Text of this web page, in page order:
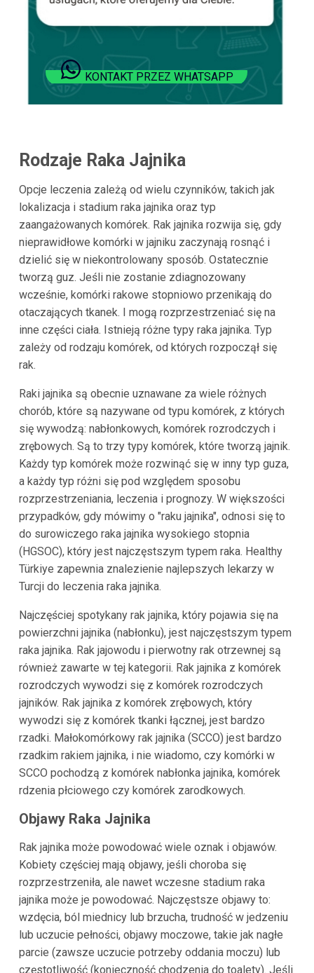
KONTAKT PRZEZ WHATSAPP
Rodzaje Raka Jajnika
Opcje leczenia zależą od wielu czynników, takich jak
lokalizacja i stadium raka jajnika oraz typ
zaangażowanych komórek. Rak jajnika rozwija się, gdy
nieprawidłowe komórki w jajniku zaczynają rosnąć i
dzielić się w niekontrolowany sposób. Ostatecznie
tworzą guz. Jeśli nie zostanie zdiagnozowany
wcześnie, komórki rakowe stopniowo przenikają do
otaczających tkanek. I mogą rozprzestrzeniać się na
inne części ciała. Istnieją różne typy raka jajnika. Typ
zależy od rodzaju komórek, od których rozpoczął się
rak.
Raki jajnika są obecnie uznawane za wiele różnych
chorób, które są nazywane od typu komórek, z których
się wywodzą: nabłonkowych, komórek rozrodczych i
zrębowych. Są to trzy typy komórek, które tworzą jajnik.
Każdy typ komórek może rozwinąć się w inny typ guza,
a każdy typ różni się pod względem sposobu
rozprzestrzeniania, leczenia i prognozy. W większości
przypadków, gdy mówimy o "raku jajnika", odnosi się to
do surowiczego raka jajnika wysokiego stopnia
(HGSOC), który jest najczęstszym typem raka. Healthy
Türkiye zapewnia znalezienie najlepszych lekarzy w
Turcji do leczenia raka jajnika.
Najczęściej spotykany rak jajnika, który pojawia się na
powierzchni jajnika (nabłonku), jest najczęstszym typem
raka jajnika. Rak jajowodu i pierwotny rak otrzewnej są
również zawarte w tej kategorii. Rak jajnika z komórek
rozrodczych wywodzi się z komórek rozrodczych
jajników. Rak jajnika z komórek zrębowych, który
wywodzi się z komórek tkanki łącznej, jest bardzo
rzadki. Małokomórkowy rak jajnika (SCCO) jest bardzo
rzadkim rakiem jajnika, i nie wiadomo, czy komórki w
SCCO pochodzą z komórek nabłonka jajnika, komórek
rdzenia płciowego czy komórek zarodkowych.
Objawy Raka Jajnika
Rak jajnika może powodować wiele oznak i objawów.
Kobiety częściej mają objawy, jeśli choroba się
rozprzestrzeniła, ale nawet wczesne stadium raka
jajnika może je powodować. Najczęstsze objawy to:
wzdęcia, ból miednicy lub brzucha, trudność w jedzeniu
lub uczucie pełności, objawy moczowe, takie jak nagłe
parcie (zawsze uczucie potrzeby oddania moczu) lub
częstotliwość (konieczność chodzenia do toalety). Jeśli